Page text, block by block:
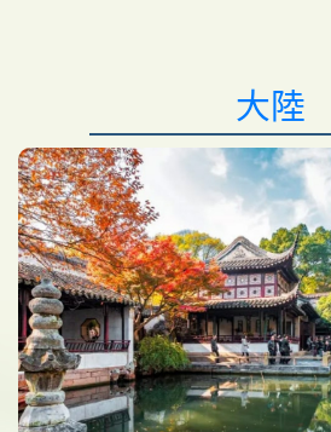
大陸